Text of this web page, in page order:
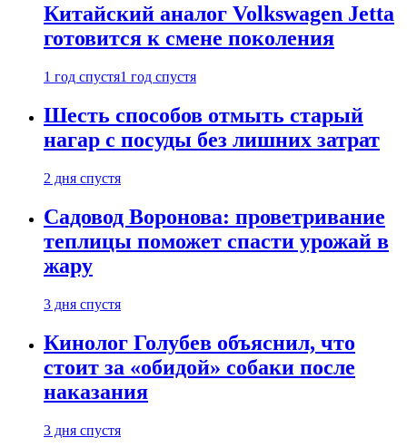
Китайский аналог Volkswagen Jetta
готовится к смене поколения
1 год спустя1 год спустя
Шесть способов отмыть старый
нагар с посуды без лишних затрат
2 дня спустя
Садовод Воронова: проветривание
теплицы поможет спасти урожай в
жару
3 дня спустя
Кинолог Голубев объяснил, что
стоит за «обидой» собаки после
наказания
3 дня спустя